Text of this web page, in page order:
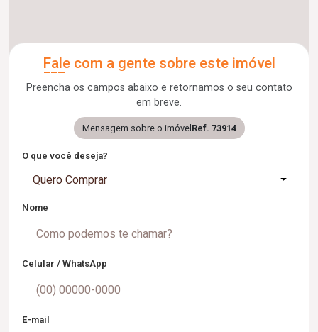
Fale com a gente sobre este imóvel
Preencha os campos abaixo e retornamos o seu contato
em breve.
Mensagem sobre o imóvelRef. 73914
O que você deseja?
Quero Comprar
Nome
Celular / WhatsApp
E-mail